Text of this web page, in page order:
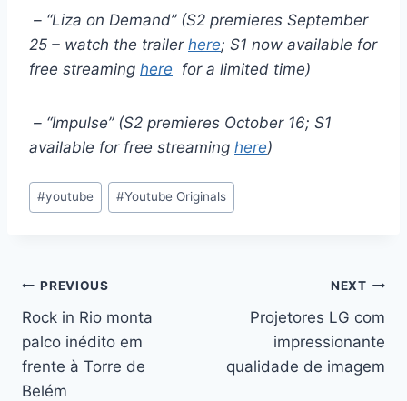
– “Liza on Demand” (S2 premieres September
25 – watch the trailer here; S1 now available for
free streaming here for a limited time)
– “Impulse” (S2 premieres October 16; S1
available for free streaming here)
Post
Tags:
#youtube #Youtube Originals
Navegação
de
artigos
PREVIOUS
Rock in Rio monta
palco inédito em
frente à Torre de
Belém
NEXT
Projetores LG com
impressionante
qualidade de imagem